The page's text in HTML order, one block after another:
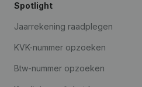
Spotlight
Jaarrekening raadplegen
KVK-nummer opzoeken
Btw-nummer opzoeken